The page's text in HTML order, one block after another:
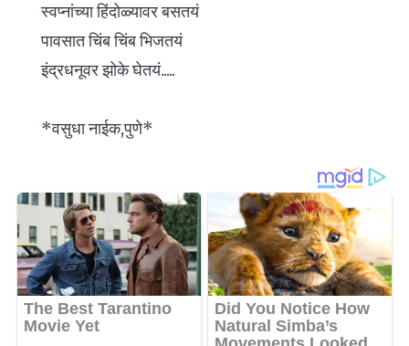
स्वप्नांच्या हिंदोळ्यावर बसतयं
पावसात चिंब चिंब भिजतयं
इंद्रधनूवर झोके घेतयं.....
*वसुधा नाईक,पुणे*